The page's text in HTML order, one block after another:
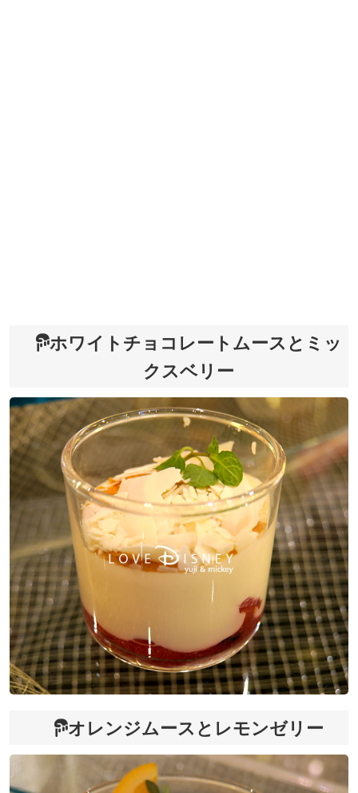
ホワイトチョコレートムースとミッ
クスベリー
オレンジムースとレモンゼリー